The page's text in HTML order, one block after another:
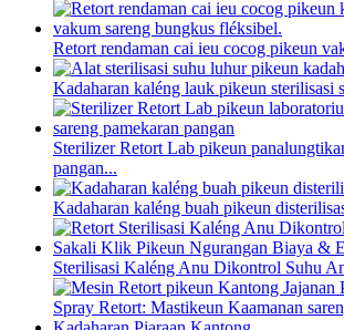
Retort rendaman cai ieu cocog pikeun
Kadaharan kaléng lauk pikeun sterilisasi
Sterilizer Retort Lab pikeun
pangan...
Kadaharan kaléng buah pikeun
Sterilisasi Kaléng Anu Dikontrol Suhu